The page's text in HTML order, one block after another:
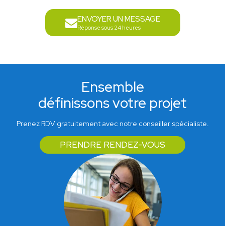
ENVOYER UN MESSAGE
Réponse sous 24 heures
Ensemble
définissons votre projet
Prenez RDV gratuitement avec notre conseiller spécialiste.
PRENDRE RENDEZ-VOUS